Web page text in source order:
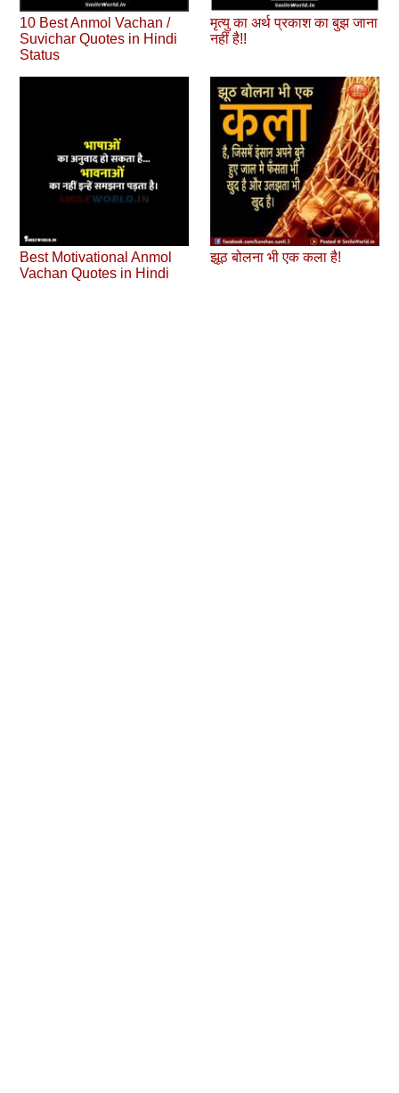
10 Best Anmol Vachan /
Suvichar Quotes in Hindi
Status
मृत्यु का अर्थ प्रकाश का बुझ जाना
नहीं है!!
Best Motivational Anmol
Vachan Quotes in Hindi
झूठ बोलना भी एक कला है!